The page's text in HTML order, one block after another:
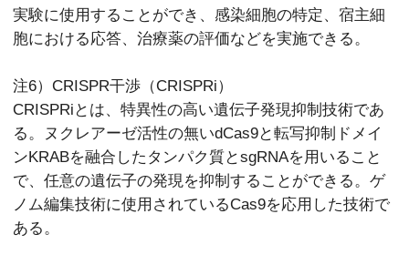
実験に使用することができ、感染細胞の特定、宿主細
胞における応答、治療薬の評価などを実施できる。
注6）CRISPR干渉（CRISPRi）
CRISPRiとは、特異性の高い遺伝子発現抑制技術であ
る。ヌクレアーゼ活性の無いdCas9と転写抑制ドメイ
ンKRABを融合したタンパク質とsgRNAを用いること
で、任意の遺伝子の発現を抑制することができる。ゲ
ノム編集技術に使用されているCas9を応用した技術で
ある。